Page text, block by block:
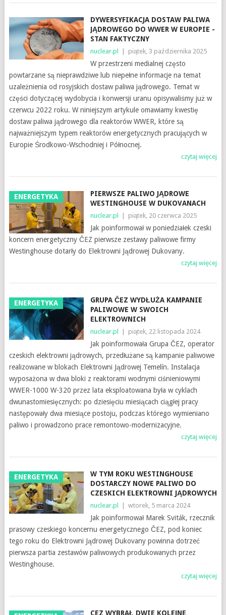
DYWERSYFIKACJA DOSTAW PALIWA
JĄDROWEGO DO WWER W EUROPIE -
STAN FAKTYCZNY
nuclear.pl piątek, 3 października 2025
W przestrzeni medialnej często
powtarzane są nieprawdziwe lub niepełne informacje na temat
uzależnienia od rosyjskich dostaw paliwa jądrowego. Temat w
części dotyczącej wydobycia i konwersji uranu opisywaliśmy już w
czerwcu 2022 roku. W niniejszym artykule omawiamy kwestię
dostaw paliwa jądrowego dla reaktorów WWER, które są
najważniejszym typem reaktorów energetycznych pracujących w
Europie Środkowo-Wschodniej i Północnej.
czytaj więcej
ENERGETYKA
PIERWSZE PALIWO JĄDROWE
WESTINGHOUSE W DUKOVANACH
nuclear.pl piątek, 20 czerwca 2025
Jak poinformował w poniedziałek czeski
koncern energetyczny ČEZ pierwsze zestawy paliwowe firmy
Westinghouse dotarły do ​​Elektrowni Jądrowej Dukovany.
czytaj więcej
ENERGETYKA
GRUPA ČEZ WYDŁUŻA KAMPANIE
PALIWOWE W SWOICH
ELEKTROWNICH
nuclear.pl piątek, 22 listopada 2024
Jak poinformowała Grupa ČEZ, operator
czeskich elektrowni jądrowych, przedłużane są kampanie paliwowe
realizowane w blokach Elektrowni Jądrowej Temelín. Instalacja
wyposażona w dwa bloki z reaktorami wodnymi ciśnieniowymi
WWER-1000 W-320 przez lata eksploatowana była w cyklach
dwunastomiesięcznych: po dziesięciu miesiącach ciągłej pracy
następowały dwa miesiące postoju, podczas którego wymieniano
paliwo i prowadzono prace remontowo-modernizacyjne.
czytaj więcej
ENERGETYKA
W TYM ROKU WESTINGHOUSE
DOSTARCZY NOWE PALIWO DO
CZESKICH ELEKTROWNI JĄDROWYCH
nuclear.pl wtorek, 5 marca 2024
Jak poinformował Marek Sviták, rzecznik
prasowy czeskiego koncernu energetycznego ČEZ, pod koniec
tego roku do Elektrowni Jądrowej Dukovany powinna dotrzeć
pierwsza partia zestawów paliwowych produkowanych przez
Westinghouse.
czytaj więcej
CEZ WYBRAŁ DWIE KOLEJNE